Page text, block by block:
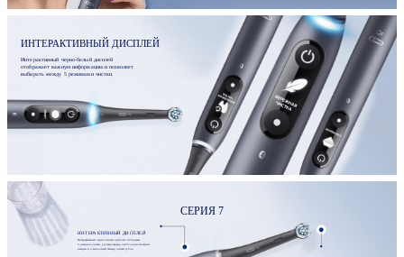
ИНТЕРАКТИВНЫЙ ДИСПЛЕЙ
Интерактивный черно-белый дисплей
отображает важную информацию и позволяет
выбирать между 5 режимами чистки.
СЕРИЯ 7
ИНТЕРАКТИВНЫЙ ДИСПЛЕЙ
Интерактивный черно-белый дисплей отображает
5 режимов чистки, уровень заряда, необходимость смены
насадки и 2-минутный таймер чистки зубов.